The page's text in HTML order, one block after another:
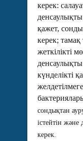
керек:
қажет,
керек;
жеткілікті
күнделікті
сондықтан
істейтін және
керек.